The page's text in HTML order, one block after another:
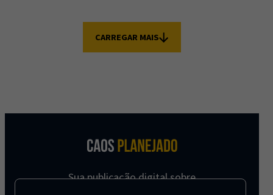
CARREGAR MAIS
Sua publicação digital sobre